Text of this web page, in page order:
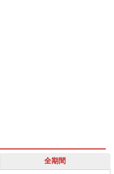
全期間